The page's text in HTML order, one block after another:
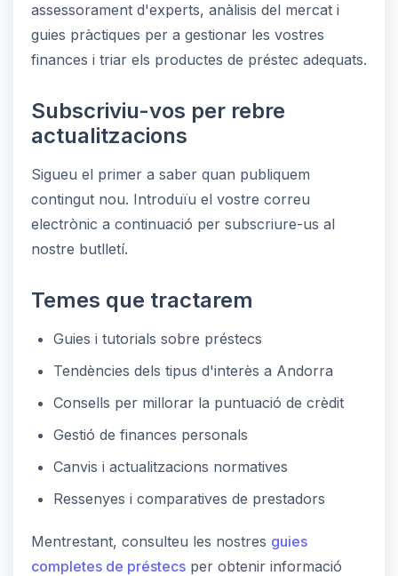
assessorament d'experts, anàlisis del mercat i
guies pràctiques per a gestionar les vostres
finances i triar els productes de préstec adequats.
Subscriviu-vos per rebre
actualitzacions
Sigueu el primer a saber quan publiquem
contingut nou. Introduïu el vostre correu
electrònic a continuació per subscriure-us al
nostre butlletí.
Temes que tractarem
Guies i tutorials sobre préstecs
Tendències dels tipus d'interès a Andorra
Consells per millorar la puntuació de crèdit
Gestió de finances personals
Canvis i actualitzacions normatives
Ressenyes i comparatives de prestadors
Mentrestant, consulteu les nostres guies
completes de préstecs per obtenir informació